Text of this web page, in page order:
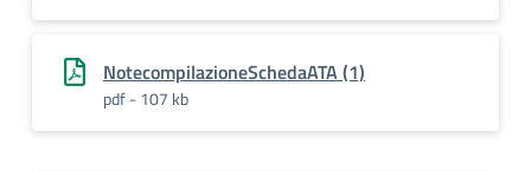
NotecompilazioneSchedaATA (1)
pdf - 107 kb